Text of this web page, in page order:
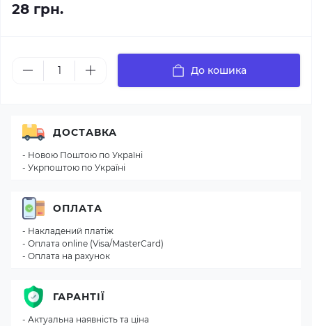
28 грн.
До кошика
ДОСТАВКА
- Новою Поштою по Україні
- Укрпоштою по Україні
ОПЛАТА
- Накладений платіж
- Оплата online (Visa/MasterCard)
- Оплата на рахунок
ГАРАНТІЇ
- Актуальна наявність та ціна